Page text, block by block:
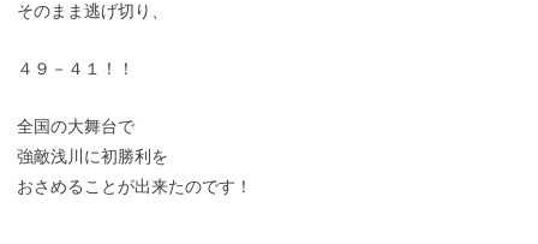
そのまま逃げ切り、
４９－４１！！
全国の大舞台で
強敵浅川に初勝利を
おさめることが出来たのです！